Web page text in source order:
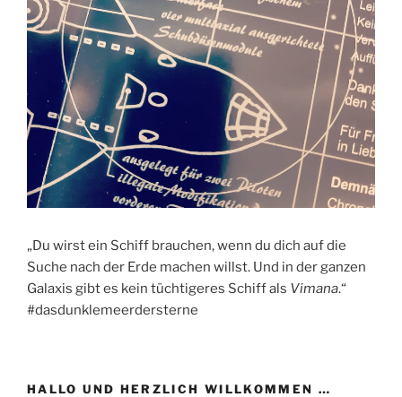
„Du wirst ein Schiff brauchen, wenn du dich auf die
Suche nach der Erde machen willst. Und in der ganzen
Galaxis gibt es kein tüchtigeres Schiff als Vimana.“
#dasdunklemeerdersterne
HALLO UND HERZLICH WILLKOMMEN …